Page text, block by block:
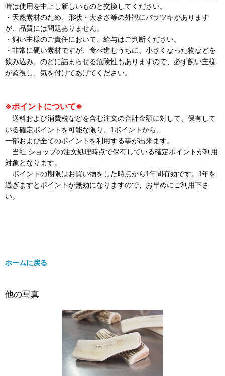
時は使用を中止し新しいものと交換してください。
・天然素材のため、形状・大きさ等の外観にバラツキがあります
が、品質には問題ありません。
・飼い主様のご責任において、給与はご判断ください。
・非常に硬い素材ですが、食べ進むうちに、小さくなった物などを
飲み込み、のどに詰まらせる危険性もありますので、必ず飼い主様
が監視し、気を付けてあげてください。
※ポイントについて※
送料および消費税などを含む注文の合計金額に対して、保有して
いる確定ポイントを可能な限り、1ポイントから、
一部および全てのポイントを利用する事が出来ます。
当社 ショップの注文処理時点で保有している確定ポイントが利用
対象となります。
ポイントの期限はお買い物をした時点から1年間有効です。1年を
過ぎますとポイントが無効になりますので、お早めにご利用下さ
い。
ホームに戻る
他の写真